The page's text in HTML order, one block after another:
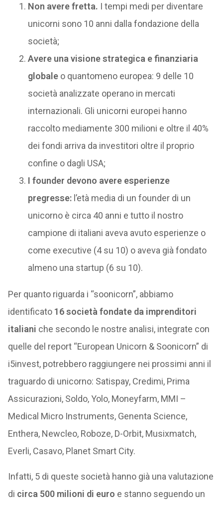
Non avere fretta. I tempi medi per diventare
unicorni sono 10 anni dalla fondazione della
società;
Avere una visione strategica e finanziaria
globale o quantomeno europea: 9 delle 10
società analizzate operano in mercati
internazionali. Gli unicorni europei hanno
raccolto mediamente 300 milioni e oltre il 40%
dei fondi arriva da investitori oltre il proprio
confine o dagli USA;
I founder devono avere esperienze
pregresse:l’età media di un founder di un
unicorno è circa 40 anni e tutto il nostro
campione di italiani aveva avuto esperienze o
come executive (4 su 10) o aveva già fondato
almeno una startup (6 su 10).
Per quanto riguarda i “soonicorn”, abbiamo
identificato 16 società fondate da imprenditori
italiani che secondo le nostre analisi, integrate con
quelle del report “European Unicorn & Soonicorn” di
i5invest, potrebbero raggiungere nei prossimi anni il
traguardo di unicorno: Satispay, Credimi, Prima
Assicurazioni, Soldo, Yolo, Moneyfarm, MMI –
Medical Micro Instruments, Genenta Science,
Enthera, Newcleo, Roboze, D-Orbit, Musixmatch,
Everli, Casavo, Planet Smart City.
Infatti, 5 di queste società hanno già una valutazione
di circa 500 milioni di euro e stanno seguendo un